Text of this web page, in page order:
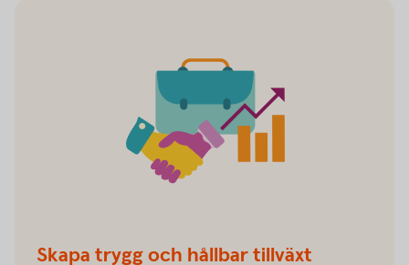
Skapa trygg och hållbar tillväxt